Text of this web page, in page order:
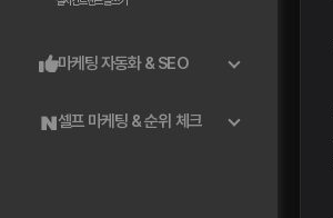
마케팅 자동화 & SEO
셀프 마케팅 & 순위 체크